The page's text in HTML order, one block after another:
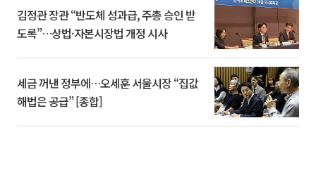
김정관 장관 “반도체 성과급, 주총 승인 받
도록”…상법·자본시장법 개정 시사
세금 꺼낸 정부에…오세훈 서울시장 “집값
해법은 공급” [종합]